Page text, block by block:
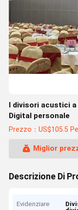
I divisori acustici
Digital personale
Prezzo：US$105.5
Miglior
Descrizione Di
Evidenziare